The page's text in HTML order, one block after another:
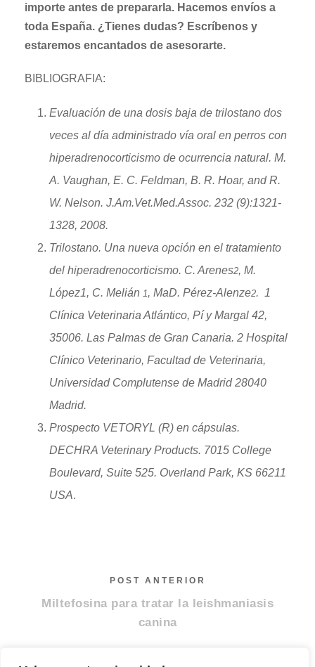
importe antes de prepararla. Hacemos envíos a
toda España. ¿Tienes dudas? Escríbenos y
estaremos encantados de asesorarte.
BIBLIOGRAFIA:
Evaluación de una dosis baja de trilostano dos
veces al día administrado vía oral en perros con
hiperadrenocorticismo de ocurrencia natural. M.
A. Vaughan, E. C. Feldman, B. R. Hoar, and R.
W. Nelson. J.Am.Vet.Med.Assoc. 232 (9):1321-
1328, 2008.
Trilostano. Una nueva opción en el tratamiento
del hiperadrenocorticismo. C. Arenes2, M.
López1, C. Melián 1, MaD. Pérez-Alenze2. 1
Clínica Veterinaria Atlántico, Pí y Margal 42,
35006. Las Palmas de Gran Canaria. 2 Hospital
Clínico Veterinario, Facultad de Veterinaria,
Universidad Complutense de Madrid 28040
Madrid.
Prospecto VETORYL (R) en cápsulas.
DECHRA Veterinary Products. 7015 College
Boulevard, Suite 525. Overland Park, KS 66211
USA.
POST ANTERIOR
Miltefosina para tratar la leishmaniasis
canina